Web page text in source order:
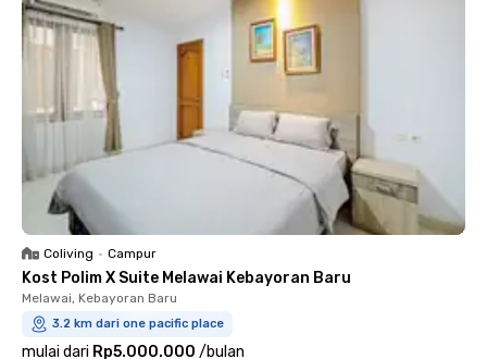
Coliving • Campur
Kost Polim X Suite Melawai Kebayoran Baru
Melawai, Kebayoran Baru
3.2 km dari one pacific place
mulai dari Rp5.000.000 /bulan